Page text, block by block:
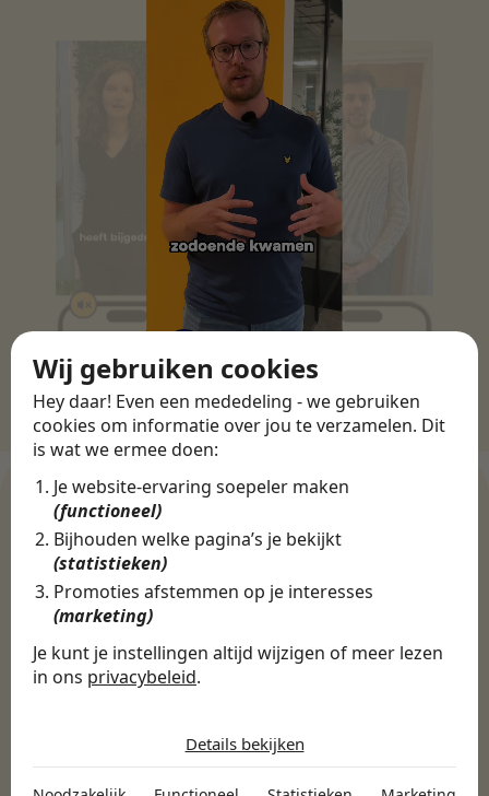
Wij gebruiken cookies
Hey daar! Even een mededeling - we gebruiken
cookies om informatie over jou te verzamelen. Dit
is wat we ermee doen:
Je website-ervaring soepeler maken
(functioneel)
Bijhouden welke pagina’s je bekijkt
(statistieken)
Promoties afstemmen op je interesses
(marketing)
Je kunt je instellingen altijd wijzigen of meer lezen
in ons privacybeleid.
Noodzakelijk
Details bekijken
WERKGEVERS
Ontdek meer dan 500+
werkgevers
Finance, HR & administratie
Onderwijs & Kinderopvang
Techniek, Productie, Logistiek & Groen